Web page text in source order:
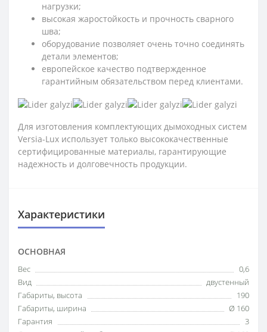
нагрузки;
высокая жаростойкость и прочность сварного
шва;
оборудование позволяет очень точно соединять
детали элементов;
европейское качество подтвержденное
гарантийным обязательством перед клиентами.
Для изготовления комплектующих дымоходных систем
Versia-Lux использует только высококачественные
сертифицированные материалы, гарантирующие
надежность и долговечность продукции.
Характеристики
ОСНОВНАЯ
Вес
0,6
Вид
двустенный
Габариты, высота
190
Габариты, ширина
Ø 160
Гарантия
3